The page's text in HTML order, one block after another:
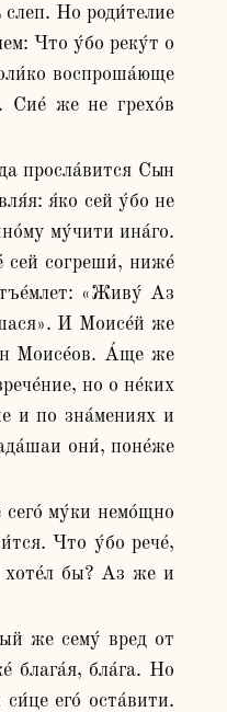
Но роди́телие
Что у́бо реку́т о
воспроша́юще
Сие́ же не грехо́в
я́ко сей у́бо не
му́чити ина́го.
согреши́, ниже́
«Живу́ Аз
И Моисе́й же
Моисе́ов. А́ще же
но о не́ких
и по зна́мениях и
они́, поне́же
Что у́бо рече́,
хоте́л бы? Аз же и
блага́я, бла́га. Но
его́ оста́вити.